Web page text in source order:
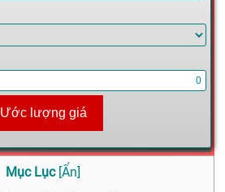
Ước lượng giá
Mục Lục [Ẩn]